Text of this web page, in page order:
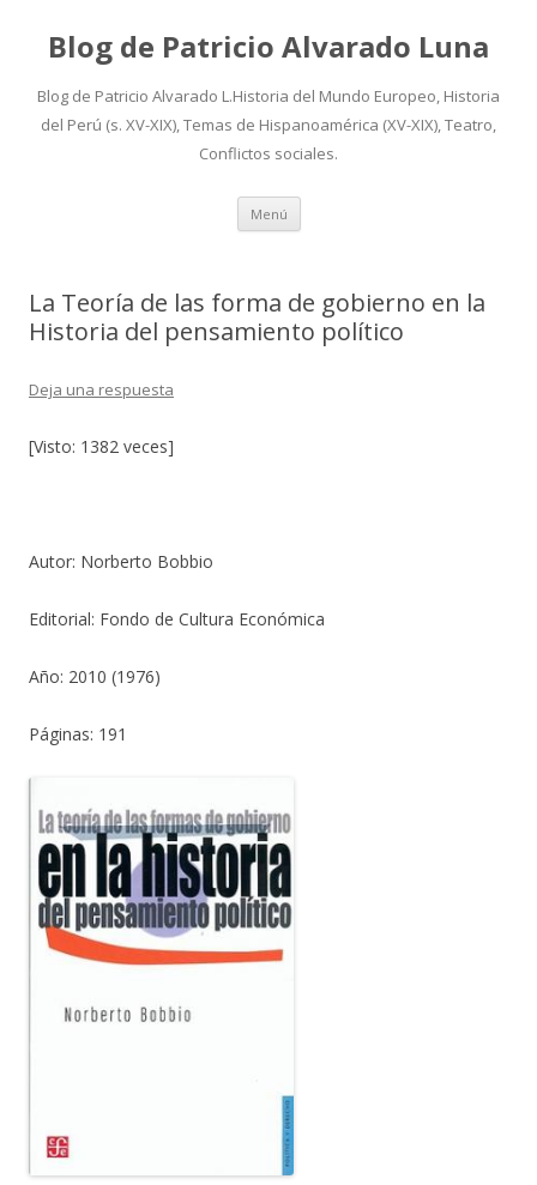
Blog de Patricio Alvarado Luna
Blog de Patricio Alvarado L.Historia del Mundo Europeo, Historia
del Perú (s. XV-XIX), Temas de Hispanoamérica (XV-XIX), Teatro,
Conflictos sociales.
Menú Ir
contenido
La Teoría de las forma de gobierno en la
Historia del pensamiento político
Deja una respuesta
[Visto: 1382 veces]
Autor: Norberto Bobbio
Editorial: Fondo de Cultura Económica
Año: 2010 (1976)
Páginas: 191